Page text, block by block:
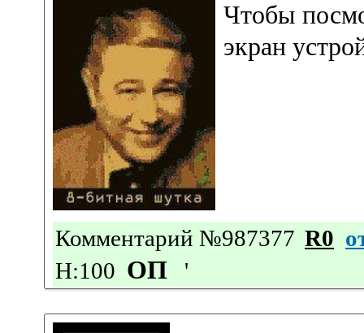
Чтобы
экран
Комментарий №987377 R0
Н:100 ОП '